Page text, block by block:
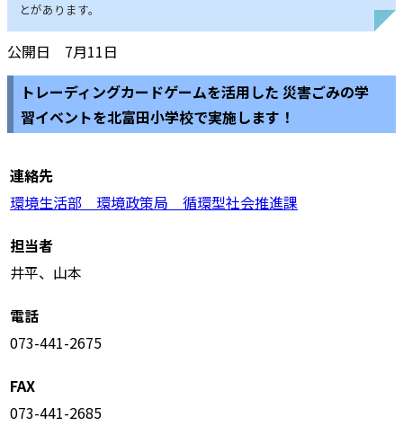
とがあります。
公開日 7月11日
トレーディングカードゲームを活用した 災害ごみの学
習イベントを北富田小学校で実施します！
連絡先
環境生活部 環境政策局 循環型社会推進課
担当者
井平、山本
電話
073-441-2675
FAX
073-441-2685